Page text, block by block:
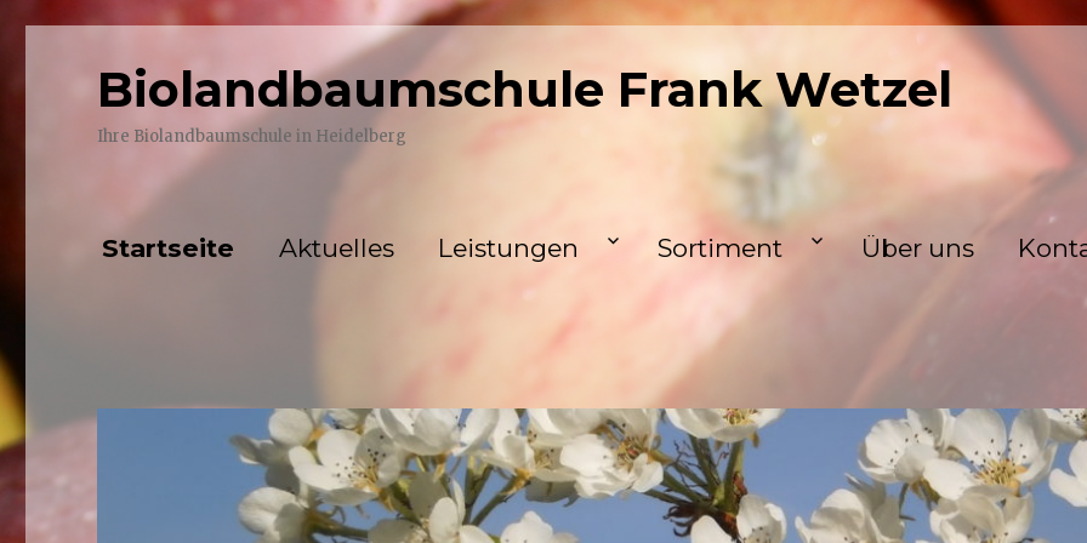
Biolandbaumschule Frank Wetzel
Ihre Biolandbaumschule in Heidelberg
Startseite Aktuelles Leistungen Sortiment Über uns